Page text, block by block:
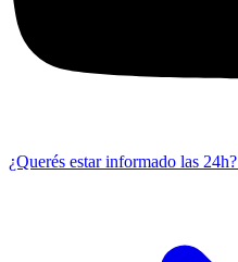
¿Querés estar informado las 24h?